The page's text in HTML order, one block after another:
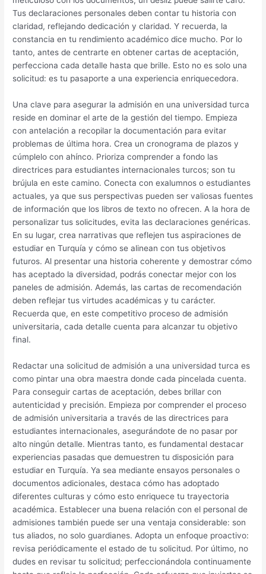
Tus declaraciones personales deben contar tu historia con
claridad, reflejando dedicación y claridad. Y recuerda, la
constancia en tu rendimiento académico dice mucho. Por lo
tanto, antes de centrarte en obtener cartas de aceptación,
perfecciona cada detalle hasta que brille. Esto no es solo una
solicitud: es tu pasaporte a una experiencia enriquecedora.
Una clave para asegurar la admisión en una universidad turca
reside en dominar el arte de la gestión del tiempo. Empieza
con antelación a recopilar la documentación para evitar
problemas de última hora. Crea un cronograma de plazos y
cúmplelo con ahínco. Prioriza comprender a fondo las
directrices para estudiantes internacionales turcos; son tu
brújula en este camino. Conecta con exalumnos o estudiantes
actuales, ya que sus perspectivas pueden ser valiosas fuentes
de información que los libros de texto no ofrecen. A la hora de
personalizar tus solicitudes, evita las declaraciones genéricas.
En su lugar, crea narrativas que reflejen tus aspiraciones de
estudiar en Turquía y cómo se alinean con tus objetivos
futuros. Al presentar una historia coherente y demostrar cómo
has aceptado la diversidad, podrás conectar mejor con los
paneles de admisión. Además, las cartas de recomendación
deben reflejar tus virtudes académicas y tu carácter.
Recuerda que, en este competitivo proceso de admisión
universitaria, cada detalle cuenta para alcanzar tu objetivo
final.
Redactar una solicitud de admisión a una universidad turca es
como pintar una obra maestra donde cada pincelada cuenta.
Para conseguir cartas de aceptación, debes brillar con
autenticidad y precisión. Empieza por comprender el proceso
de admisión universitaria a través de las directrices para
estudiantes internacionales, asegurándote de no pasar por
alto ningún detalle. Mientras tanto, es fundamental destacar
experiencias pasadas que demuestren tu disposición para
estudiar en Turquía. Ya sea mediante ensayos personales o
documentos adicionales, destaca cómo has adoptado
diferentes culturas y cómo esto enriquece tu trayectoria
académica. Establecer una buena relación con el personal de
admisiones también puede ser una ventaja considerable: son
tus aliados, no solo guardianes. Adopta un enfoque proactivo:
revisa periódicamente el estado de tu solicitud. Por último, no
dudes en revisar tu solicitud; perfeccionándola continuamente